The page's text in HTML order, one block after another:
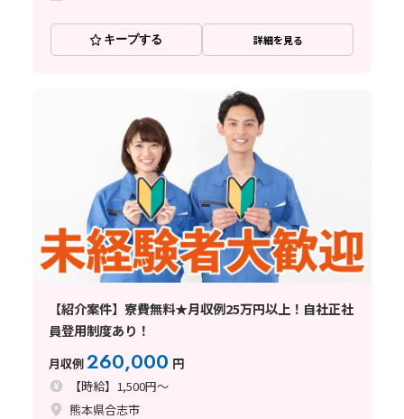
キープする 詳細を見る
【紹介案件】寮費無料★月収例25万円以上！自社正社
員登用制度あり！
月収例260,000 円
【時給】1,500円～
熊本県合志市